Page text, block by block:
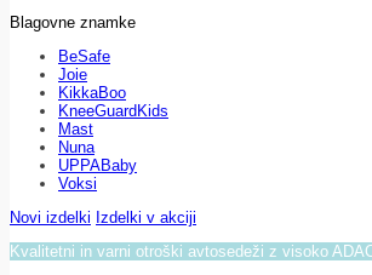
Blagovne znamke
BeSafe
Joie
KikkaBoo
KneeGuardKids
Mast
Nuna
UPPABaby
Voksi
Novi izdelki Izdelki v akciji
Kvalitetni in varni otroški avtosedeži z visoko